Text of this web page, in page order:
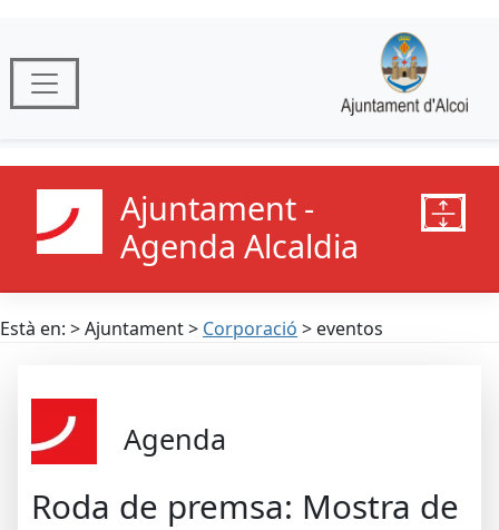
Ajuntament -
Agenda Alcaldia
Està en: > Ajuntament > Corporació > eventos
Agenda
Roda de premsa: Mostra de